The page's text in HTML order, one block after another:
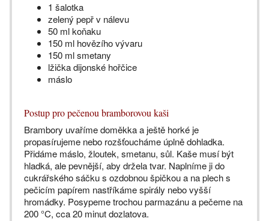
1 šalotka
zelený pepř v nálevu
50 ml koňaku
150 ml hovězího vývaru
150 ml smetany
lžička dijonské hořčice
máslo
Postup pro pečenou bramborovou kaši
Brambory uvaříme doměkka a ještě horké je
propasírujeme nebo rozšťoucháme úplně dohladka.
Přidáme máslo, žloutek, smetanu, sůl. Kaše musí být
hladká, ale pevnější, aby držela tvar. Naplníme ji do
cukrářského sáčku s ozdobnou špičkou a na plech s
pečicím papírem nastříkáme spirály nebo vyšší
hromádky. Posypeme trochou parmazánu a pečeme na
200 °C, cca 20 minut dozlatova.